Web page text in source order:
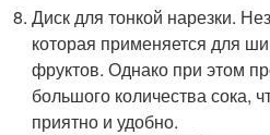
Диск для тонкой нарезки.
которая применяется для
фруктов. Однако при этом
большого количества сока,
приятно и удобно.